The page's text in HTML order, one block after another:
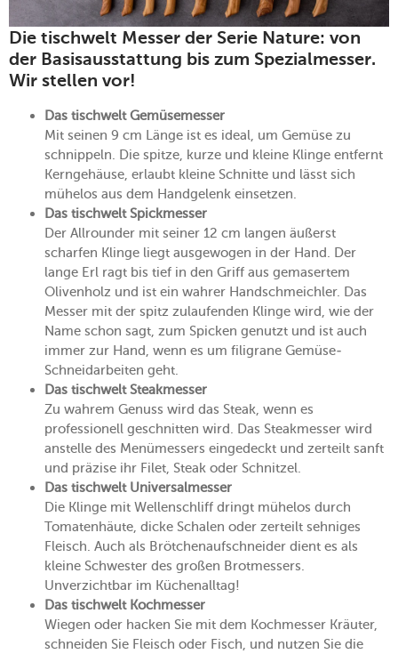
Die tischwelt Messer der Serie Nature: von
der Basisausstattung bis zum Spezialmesser.
Wir stellen vor!
Das tischwelt Gemüsemesser
Mit seinen 9 cm Länge ist es ideal, um Gemüse zu
schnippeln. Die spitze, kurze und kleine Klinge entfernt
Kerngehäuse, erlaubt kleine Schnitte und lässt sich
mühelos aus dem Handgelenk einsetzen.
Das tischwelt Spickmesser
Der Allrounder mit seiner 12 cm langen äußerst
scharfen Klinge liegt ausgewogen in der Hand. Der
lange Erl ragt bis tief in den Griff aus gemasertem
Olivenholz und ist ein wahrer Handschmeichler. Das
Messer mit der spitz zulaufenden Klinge wird, wie der
Name schon sagt, zum Spicken genutzt und ist auch
immer zur Hand, wenn es um filigrane Gemüse-
Schneidarbeiten geht.
Das tischwelt Steakmesser
Zu wahrem Genuss wird das Steak, wenn es
professionell geschnitten wird. Das Steakmesser wird
anstelle des Menümessers eingedeckt und zerteilt sanft
und präzise ihr Filet, Steak oder Schnitzel.
Das tischwelt Universalmesser
Die Klinge mit Wellenschliff dringt mühelos durch
Tomatenhäute, dicke Schalen oder zerteilt sehniges
Fleisch. Auch als Brötchenaufschneider dient es als
kleine Schwester des großen Brotmessers.
Unverzichtbar im Küchenalltag!
Das tischwelt Kochmesser
Wiegen oder hacken Sie mit dem Kochmesser Kräuter,
schneiden Sie Fleisch oder Fisch, und nutzen Sie die